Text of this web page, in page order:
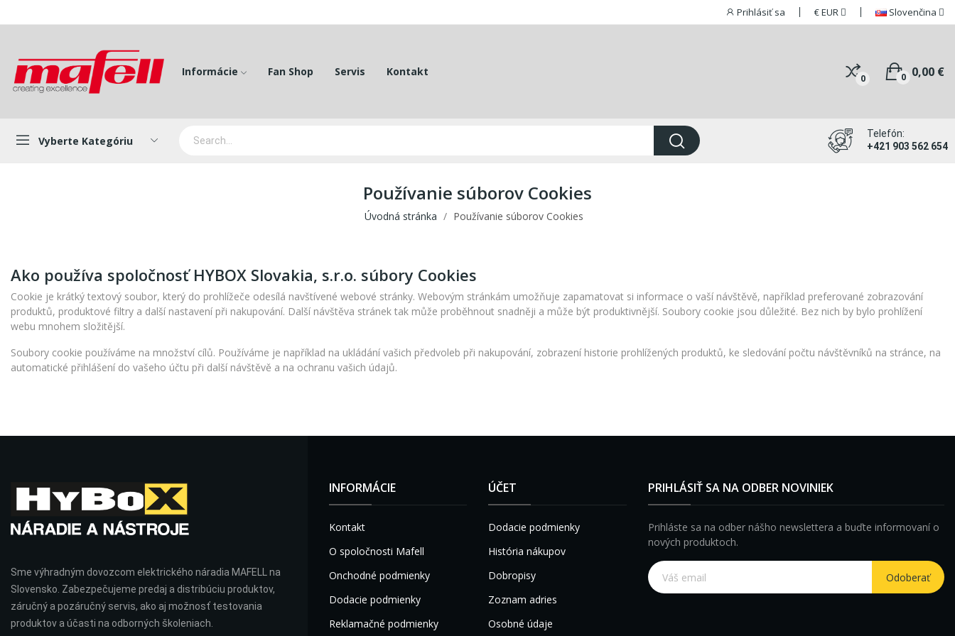
Prihlásiť sa €EUR Slovenčina
Informácie Fan Shop Servis Kontakt
0 0,00 €
0
Vyberte Kategóriu
Telefón:
+421 903 562 654
Používanie súborov Cookies
Úvodná stránka Používanie súborov Cookies
Ako používa spoločnosť HYBOX Slovakia, s.r.o. súbory Cookies
Cookie je krátký textový soubor, který do prohlížeče odesílá navštívené webové stránky. Webovým stránkám umožňuje zapamatovat si informace o vaší návštěvě, například preferované zobrazování
produktů, produktové filtry a další nastavení při nakupování. Další návštěva stránek tak může proběhnout snadněji a může být produktivnější. Soubory cookie jsou důležité. Bez nich by bylo prohlížení
webu mnohem složitější.
Soubory cookie používáme na množství cílů. Používáme je například na ukládání vašich předvoleb při nakupování, zobrazení historie prohlížených produktů, ke sledování počtu návštěvníků na stránce, na
automatické přihlášení do vašeho účtu při další návštěvě a na ochranu vašich údajů.
Sme výhradným dovozcom elektrického náradia MAFELL na
Slovensko. Zabezpečujeme predaj a distribúciu produktov,
záručný a pozáručný servis, ako aj možnosť testovania
produktov a účasti na odborných školeniach.
INFORMÁCIE
Kontakt
O spoločnosti Mafell
Onchodné podmienky
Dodacie podmienky
Reklamačné podmienky
ÚČET
Dodacie podmienky
História nákupov
Dobropisy
Zoznam adries
Osobné údaje
PRIHLÁSIŤ SA NA ODBER NOVINIEK
Prihláste sa na odber nášho newslettera a buďte informovaní o
nových produktoch.
Odoberať